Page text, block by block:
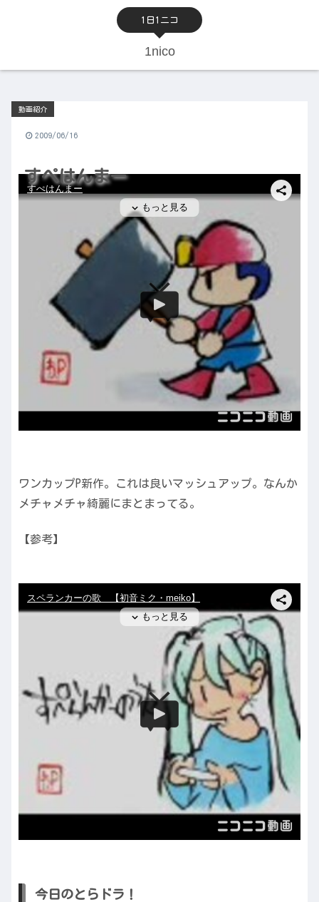
1日1ニコ
1nico
すぺはんまー
動画紹介
2009/06/16
ワンカップP新作。これは良いマッシュアップ。なんか
メチャメチャ綺麗にまとまってる。
【参考】
今日のとらドラ！